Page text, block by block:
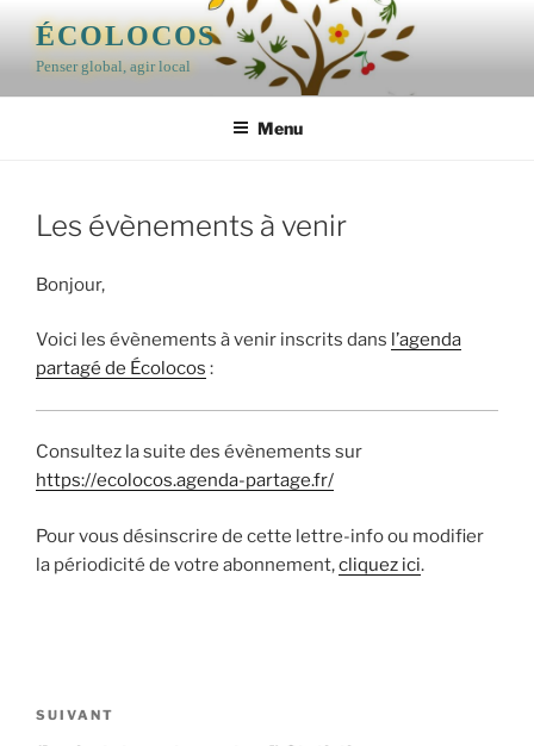
Aller
contenu
principal
ÉCOLOCOS
Penser global, agir local
Menu
Les évènements à venir
Bonjour,
Voici les évènements à venir inscrits dans l’agenda
partagé de Écolocos :
Consultez la suite des évènements sur
https://ecolocos.agenda-partage.fr/
Pour vous désinscrire de cette lettre-info ou modifier
la périodicité de votre abonnement,cliquez ici.
de
Article
SUIVANT